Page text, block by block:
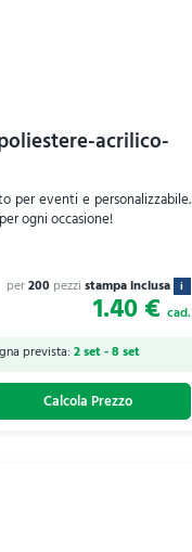
acrilico-
per eventi e personalizzabile.
ogni occasione!
per200 pezzi stampa inclusa i
1.40 € cad.
prevista:2 set - 8 set
Calcola Prezzo